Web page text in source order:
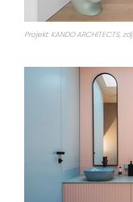
Projekt: KANDO ARCHITECTS,